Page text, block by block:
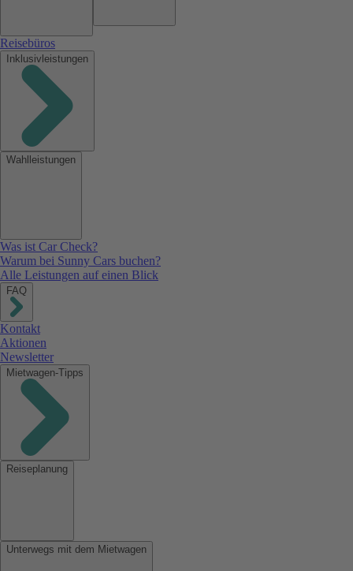
Reisebüros
Inklusivleistungen
Wahlleistungen
Was ist Car Check?
Warum bei Sunny Cars buchen?
Alle Leistungen auf einen Blick
FAQ
Kontakt
Aktionen
Newsletter
Mietwagen-Tipps
Reiseplanung
Unterwegs mit dem Mietwagen